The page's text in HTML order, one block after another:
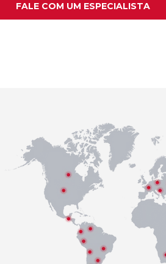
FALE COM UM ESPECIALISTA